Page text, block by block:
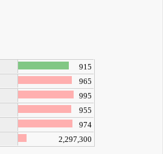
915
965
995
955
974
2,297,300